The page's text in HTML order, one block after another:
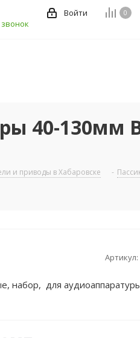
0
Войти
40-130мм
и приводы в Хабаровске -
Артикул:
набор, для